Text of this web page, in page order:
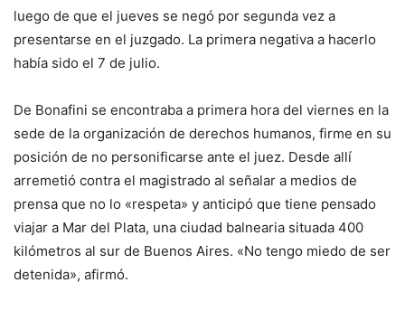
luego de que el jueves se negó por segunda vez a
presentarse en el juzgado. La primera negativa a hacerlo
había sido el 7 de julio.
De Bonafini se encontraba a primera hora del viernes en la
sede de la organización de derechos humanos, firme en su
posición de no personificarse ante el juez. Desde allí
arremetió contra el magistrado al señalar a medios de
prensa que no lo «respeta» y anticipó que tiene pensado
viajar a Mar del Plata, una ciudad balnearia situada 400
kilómetros al sur de Buenos Aires. «No tengo miedo de ser
detenida», afirmó.